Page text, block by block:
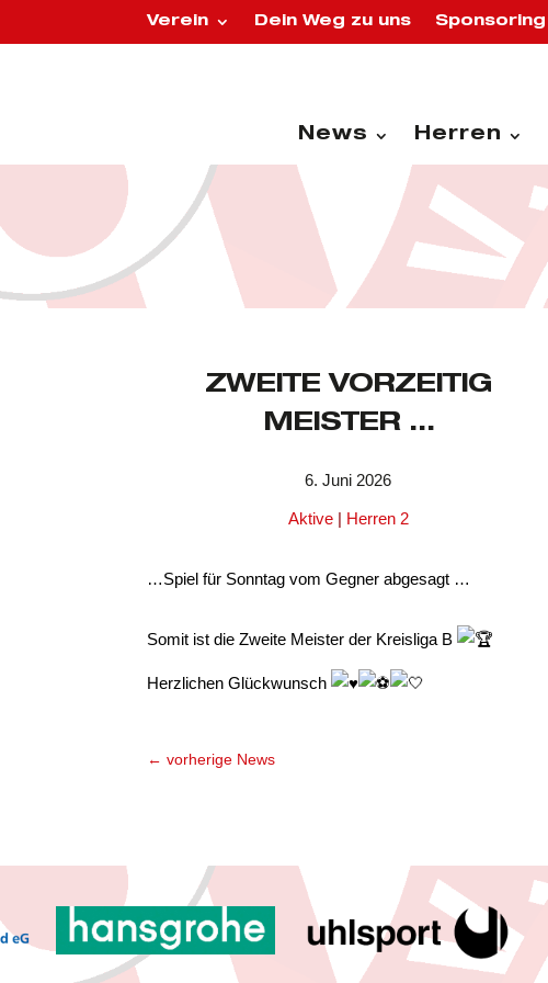
Verein Dein Weg zu uns Sponsoring
News Herren
ZWEITE VORZEITIG
MEISTER …
6. Juni 2026
Aktive| Herren 2
…Spiel für Sonntag vom Gegner abgesagt …
Somit ist die Zweite Meister der Kreisliga B
Herzlichen Glückwunsch
←vorherige News